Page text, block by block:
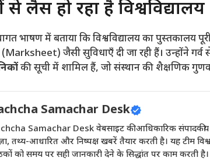
लैस हो रहा है विश्वविद्यालय
भाषण में बताया कि विश्वविद्यालय का पुस्तकालय
जैसी सुविधाएँ दी जा रही हैं। उन्होंने गर्व
की सूची में शामिल हैं, जो संस्थान की शैक्षणिक
Samachar Desk
Samachar Desk वेबसाइट की आधिकारिक
तथ्य-आधारित और निष्पक्ष खबरें तैयार करती है। यह टीम
को समय पर सही जानकारी देने के सिद्धांत पर काम करती है।